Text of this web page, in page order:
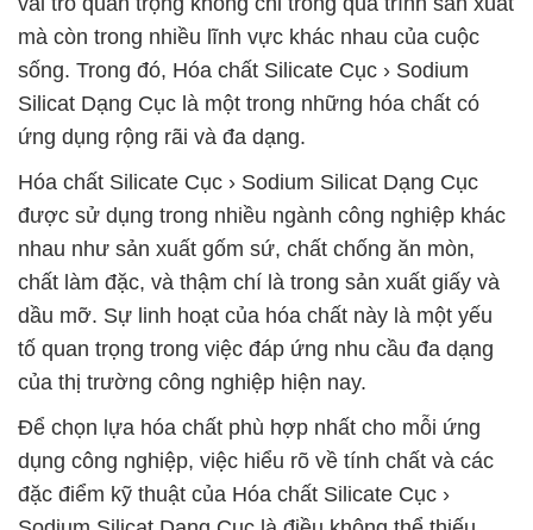
mà còn trong nhiều lĩnh vực khác nhau của cuộc
sống. Trong đó, Hóa chất Silicate Cục › Sodium
Silicat Dạng Cục là một trong những hóa chất có
ứng dụng rộng rãi và đa dạng.
Hóa chất Silicate Cục › Sodium Silicat Dạng Cục
được sử dụng trong nhiều ngành công nghiệp khác
nhau như sản xuất gốm sứ, chất chống ăn mòn,
chất làm đặc, và thậm chí là trong sản xuất giấy và
dầu mỡ. Sự linh hoạt của hóa chất này là một yếu
tố quan trọng trong việc đáp ứng nhu cầu đa dạng
của thị trường công nghiệp hiện nay.
Để chọn lựa hóa chất phù hợp nhất cho mỗi ứng
dụng công nghiệp, việc hiểu rõ về tính chất và các
đặc điểm kỹ thuật của Hóa chất Silicate Cục ›